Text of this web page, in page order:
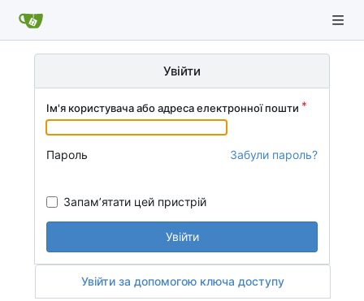
Увійти
Ім'я користувача або адреса електронної пошти
Пароль Забули пароль?
Запам’ятати цей пристрій
Увійти
Увійти за допомогою ключа доступу